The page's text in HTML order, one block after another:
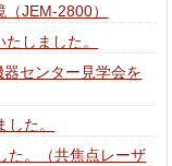
JEM-2800）
しました。
センター見学会を
た。
た。（共焦点レーザ